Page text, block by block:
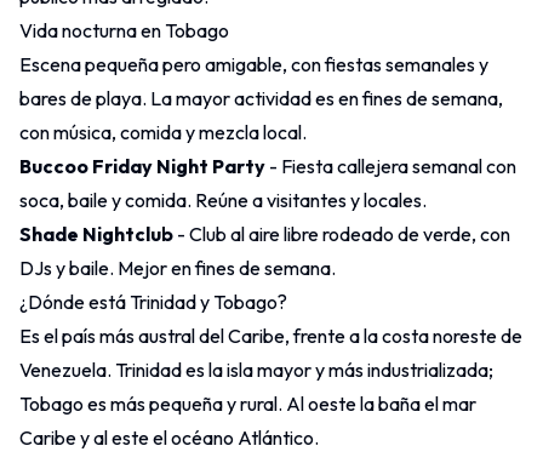
Vida nocturna en Tobago
Escena pequeña pero amigable, con fiestas semanales y
bares de playa. La mayor actividad es en fines de semana,
con música, comida y mezcla local.
Buccoo Friday Night Party - Fiesta callejera semanal con
soca, baile y comida. Reúne a visitantes y locales.
Shade Nightclub - Club al aire libre rodeado de verde, con
DJs y baile. Mejor en fines de semana.
¿Dónde está Trinidad y Tobago?
Es el país más austral del Caribe, frente a la costa noreste de
Venezuela. Trinidad es la isla mayor y más industrializada;
Tobago es más pequeña y rural. Al oeste la baña el mar
Caribe y al este el océano Atlántico.